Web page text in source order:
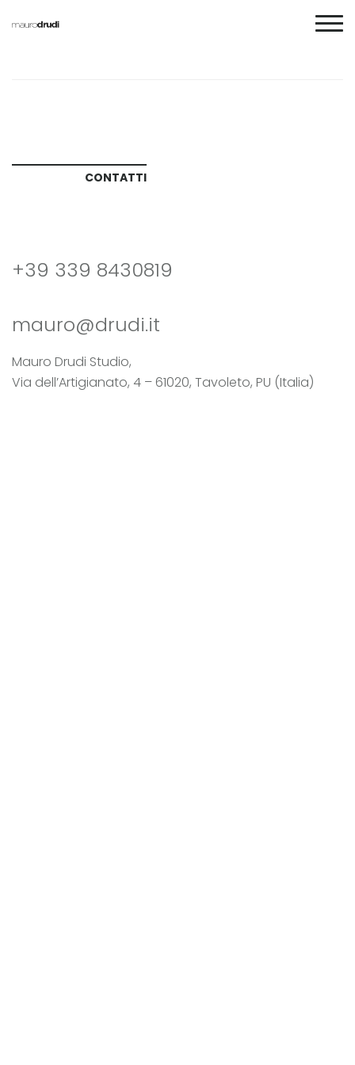
CONTATTI
+39 339 8430819
mauro@drudi.it
Mauro Drudi Studio,
Via dell’Artigianato, 4 – 61020, Tavoleto, PU (Italia)